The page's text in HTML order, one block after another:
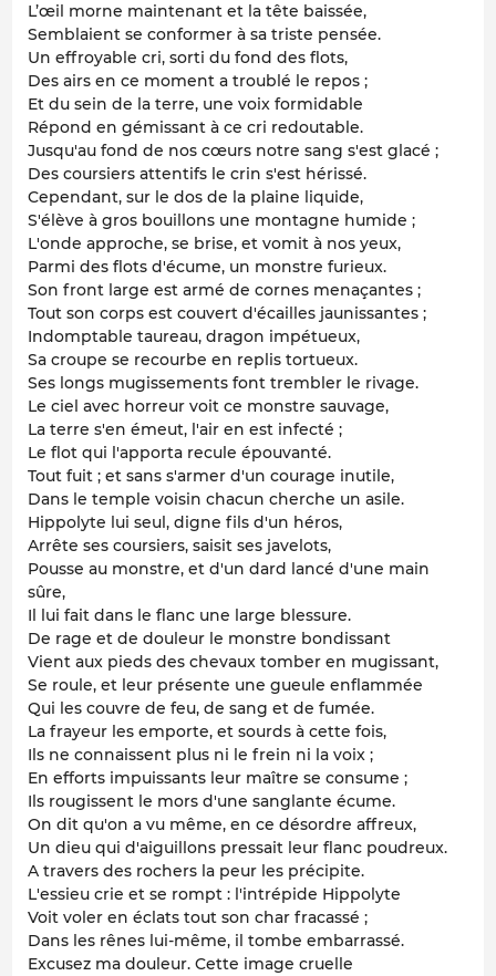
L’œil morne maintenant et la tête baissée,
Semblaient se conformer à sa triste pensée.
Un effroyable cri, sorti du fond des flots,
Des airs en ce moment a troublé le repos ;
Et du sein de la terre, une voix formidable
Répond en gémissant à ce cri redoutable.
Jusqu'au fond de nos cœurs notre sang s'est glacé ;
Des coursiers attentifs le crin s'est hérissé.
Cependant, sur le dos de la plaine liquide,
S'élève à gros bouillons une montagne humide ;
L'onde approche, se brise, et vomit à nos yeux,
Parmi des flots d'écume, un monstre furieux.
Son front large est armé de cornes menaçantes ;
Tout son corps est couvert d'écailles jaunissantes ;
Indomptable taureau, dragon impétueux,
Sa croupe se recourbe en replis tortueux.
Ses longs mugissements font trembler le rivage.
Le ciel avec horreur voit ce monstre sauvage,
La terre s'en émeut, l'air en est infecté ;
Le flot qui l'apporta recule épouvanté.
Tout fuit ; et sans s'armer d'un courage inutile,
Dans le temple voisin chacun cherche un asile.
Hippolyte lui seul, digne fils d'un héros,
Arrête ses coursiers, saisit ses javelots,
Pousse au monstre, et d'un dard lancé d'une main
sûre,
Il lui fait dans le flanc une large blessure.
De rage et de douleur le monstre bondissant
Vient aux pieds des chevaux tomber en mugissant,
Se roule, et leur présente une gueule enflammée
Qui les couvre de feu, de sang et de fumée.
La frayeur les emporte, et sourds à cette fois,
Ils ne connaissent plus ni le frein ni la voix ;
En efforts impuissants leur maître se consume ;
Ils rougissent le mors d'une sanglante écume.
On dit qu'on a vu même, en ce désordre affreux,
Un dieu qui d'aiguillons pressait leur flanc poudreux.
A travers des rochers la peur les précipite.
L'essieu crie et se rompt : l'intrépide Hippolyte
Voit voler en éclats tout son char fracassé ;
Dans les rênes lui-même, il tombe embarrassé.
Excusez ma douleur. Cette image cruelle